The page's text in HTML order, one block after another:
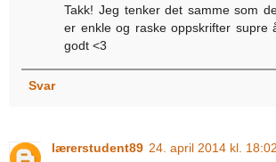
Takk! Jeg tenker det samme som
er enkle og raske oppskrifter supre
godt <3
Svar
lærerstudent89 24. april 2014 kl. 18:02